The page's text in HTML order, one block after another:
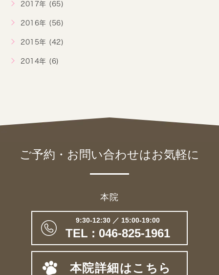
2017年 (65)
2016年 (56)
2015年 (42)
2014年 (6)
ご予約・お問い合わせはお気軽に
本院
9:30-12:30 ／ 15:00-19:00
TEL : 046-825-1961
本院詳細はこちら